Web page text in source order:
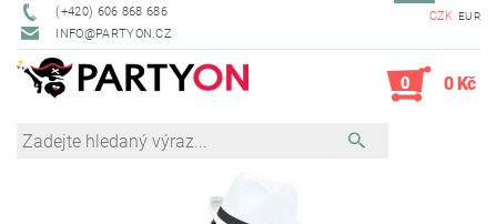
(+420) 606 868 686
INFO@PARTYON.CZ
CZK EUR
0 0 Kč